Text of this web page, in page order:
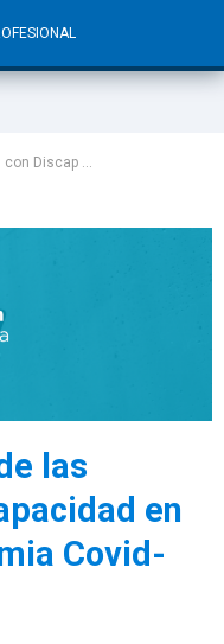
Discap ...
las
en
Covid-